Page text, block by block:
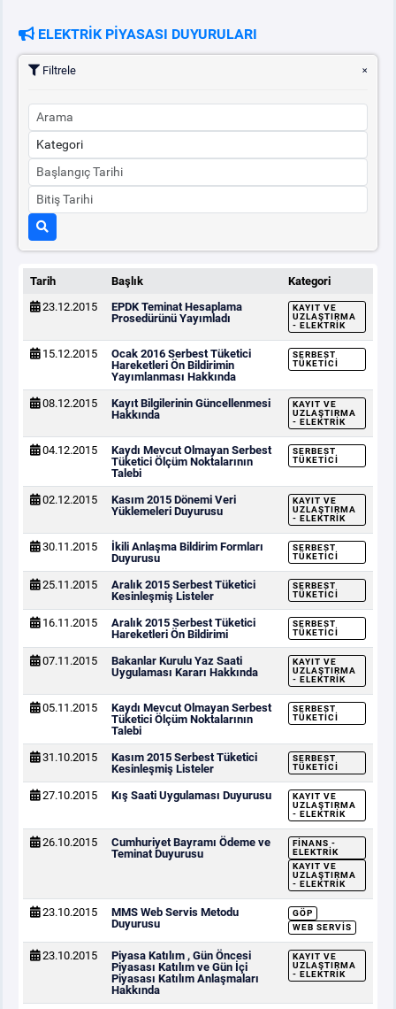
ELEKTRİK PİYASASI DUYURULARI
Filtrele
Tarih Başlık
Kategori
23.12.2015
EPDK Teminat Hesaplama
Prosedürünü Yayımladı
KAYIT VE
UZLAŞTIRMA
- ELEKTRIK
15.12.2015
Ocak 2016 Serbest Tüketici
Hareketleri Ön Bildirimin
Yayımlanması Hakkında
SERBEST
TÜKETICI
08.12.2015
Kayıt Bilgilerinin Güncellenmesi
Hakkında
KAYIT VE
UZLAŞTIRMA
- ELEKTRIK
04.12.2015
Kaydı Mevcut Olmayan Serbest
Tüketici Ölçüm Noktalarının
Talebi
SERBEST
TÜKETICI
02.12.2015
Kasım 2015 Dönemi Veri
Yüklemeleri Duyurusu
KAYIT VE
UZLAŞTIRMA
- ELEKTRIK
30.11.2015
İkili Anlaşma Bildirim Formları
Duyurusu
SERBEST
TÜKETICI
25.11.2015
Aralık 2015 Serbest Tüketici
Kesinleşmiş Listeler
SERBEST
TÜKETICI
16.11.2015
Aralık 2015 Serbest Tüketici
Hareketleri Ön Bildirimi
SERBEST
TÜKETICI
07.11.2015
Bakanlar Kurulu Yaz Saati
Uygulaması Kararı Hakkında
KAYIT VE
UZLAŞTIRMA
- ELEKTRIK
05.11.2015
Kaydı Mevcut Olmayan Serbest
Tüketici Ölçüm Noktalarının
Talebi
SERBEST
TÜKETICI
31.10.2015
Kasım 2015 Serbest Tüketici
Kesinleşmiş Listeler
SERBEST
TÜKETICI
27.10.2015 Kış Saati Uygulaması Duyurusu
KAYIT VE
UZLAŞTIRMA
- ELEKTRIK
26.10.2015
Cumhuriyet Bayramı Ödeme ve
Teminat Duyurusu
FINANS -
ELEKTRIK
KAYIT VE
UZLAŞTIRMA
- ELEKTRIK
23.10.2015
MMS Web Servis Metodu
Duyurusu
GÖP
WEB SERVIS
23.10.2015
Piyasa Katılım , Gün Öncesi
Piyasası Katılım ve Gün İçi
Piyasası Katılım Anlaşmaları
Hakkında
KAYIT VE
UZLAŞTIRMA
- ELEKTRIK